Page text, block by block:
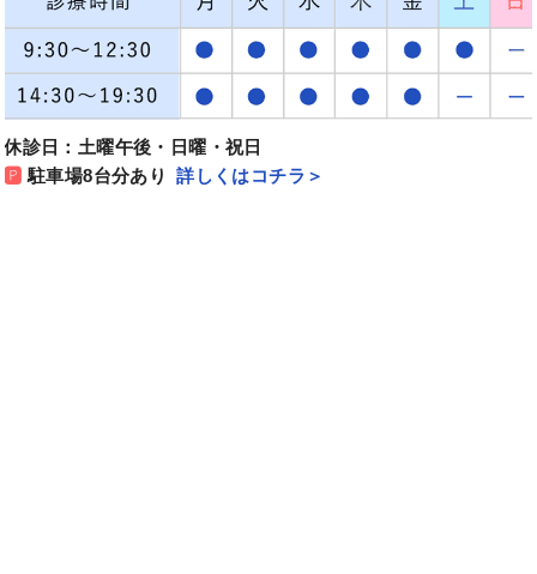
休診日：土曜午後・日曜・祝日
🅿 駐車場8台分あり 詳しくはコチラ＞